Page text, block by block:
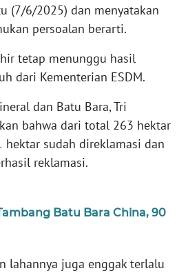
(7/6/2025) dan menyatakan
persoalan berarti.
tetap menunggu hasil
dari Kementerian ESDM.
dan Batu Bara, Tri
bahwa dari total 263 hektar
hektar sudah direklamasi dan
reklamasi.
Batu Bara China, 90
lahannya juga enggak terlalu